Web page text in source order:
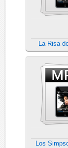
La Risa
Los